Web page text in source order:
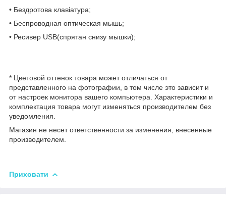
• Бездротова клавіатура;
• Беспроводная оптическая мышь;
• Ресивер USB(спрятан снизу мышки);
* Цветовой оттенок товара может отличаться от
представленного на фотографии, в том числе это зависит и
от настроек монитора вашего компьютера. Характеристики и
комплектация товара могут изменяться производителем без
уведомления.
Магазин не несет ответственности за изменения, внесенные
производителем.
Приховати